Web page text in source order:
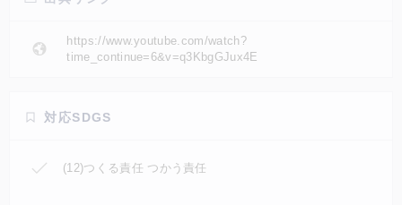
https://www.youtube.com/watch?
time_continue=6&v=q3KbgGJux4E
対応SDGS
(12)つくる責任 つかう責任